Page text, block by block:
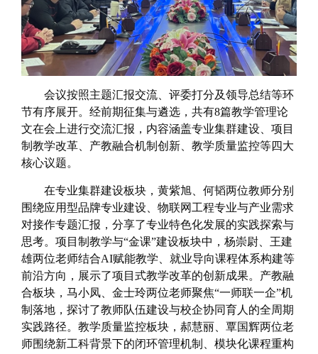
会议按照主题汇报交流、评委打分及领导总结等环
节有序展开。经前期征集与遴选，共有8篇教学管理论
文在会上进行交流汇报，内容涵盖专业集群建设、项目
制教学改革、产教融合机制创新、教学质量监控等四大
核心议题。
在专业集群建设板块，黄紫旭、何韬两位教师分别
围绕应用型品牌专业建设、物联网工程专业与产业需求
对接作专题汇报，分享了专业特色化发展的实践探索与
思考。项目制教学与“金课”建设板块中，杨崇尉、王建
雄两位老师结合AI赋能教学、就业导向课程体系构建等
前沿方向，展示了项目式教学改革的创新成果。产教融
合板块，马小凤、金士玲两位老师聚焦“一师联一企”机
制落地，探讨了教师队伍建设与校企协同育人的全周期
实践路径。教学质量监控板块，郝慧丽、覃国辉两位老
师围绕新工科背景下的闭环管理机制、模块化课程重构